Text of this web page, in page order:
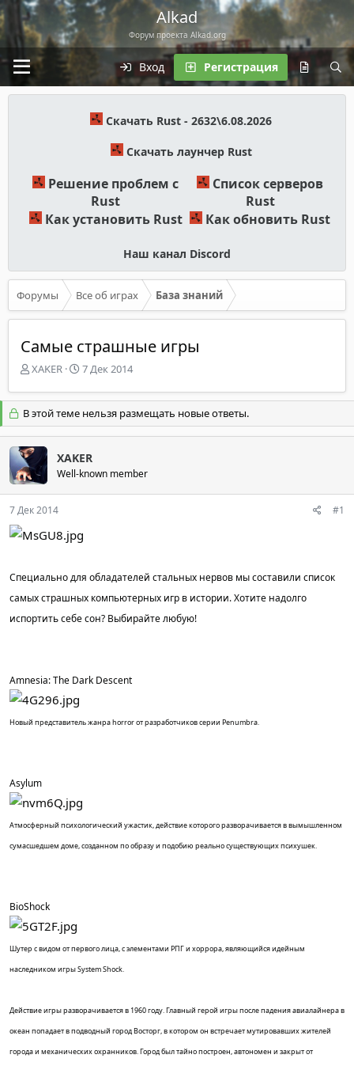
Alkad
Форум проекта Alkad.org
Вход Регистрация
Скачать Rust - 2632\6.08.2026
Скачать лаунчер Rust
Решение проблем с
Rust
Список серверов
Rust
Как установить Rust
Как обновить Rust
Наш канал Discord
Форумы Все об играх База знаний
Самые страшные игры
А
т
о
р
т
е
м
ы
XAKER
Д
т
а
н
а
ч
л
а
7 Дек 2014
В этой теме нельзя размещать новые ответы.
XAKER
Well-known member
7 Дек 2014 #1
Специально для обладателей стальных нервов мы составили список
самых страшных компьютерных игр в истории. Хотите надолго
испортить себе сон? Выбирайте любую!
Amnesia: The Dark Descent
Новый представитель жанра horror от разработчиков серии Penumbra.
Asylum
Атмосферный психологический ужастик, действие которого разворачивается в вымышленном
сумасшедшем доме, созданном по образу и подобию реально существующих психушек.
BioShock
Шутер с видом от первого лица, с элементами РПГ и хоррора, являющийся идейным
наследником игры System Shock.
Действие игры разворачивается в 1960 году. Главный герой игры после падения авиалайнера в
океан попадает в подводный город Восторг, в котором он встречает мутировавших жителей
города и механических охранников. Город был тайно построен, автономен и закрыт от